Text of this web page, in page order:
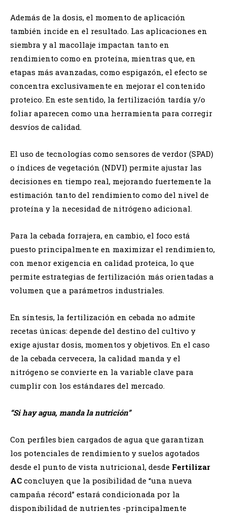
Además de la dosis, el momento de aplicación
también incide en el resultado. Las aplicaciones en
siembra y al macollaje impactan tanto en
rendimiento como en proteína, mientras que, en
etapas más avanzadas, como espigazón, el efecto se
concentra exclusivamente en mejorar el contenido
proteico. En este sentido, la fertilización tardía y/o
foliar aparecen como una herramienta para corregir
desvíos de calidad.
El uso de tecnologías como sensores de verdor (SPAD)
o índices de vegetación (NDVI) permite ajustar las
decisiones en tiempo real, mejorando fuertemente la
estimación tanto del rendimiento como del nivel de
proteína y la necesidad de nitrógeno adicional.
Para la cebada forrajera, en cambio, el foco está
puesto principalmente en maximizar el rendimiento,
con menor exigencia en calidad proteica, lo que
permite estrategias de fertilización más orientadas a
volumen que a parámetros industriales.
En síntesis, la fertilización en cebada no admite
recetas únicas: depende del destino del cultivo y
exige ajustar dosis, momentos y objetivos. En el caso
de la cebada cervecera, la calidad manda y el
nitrógeno se convierte en la variable clave para
cumplir con los estándares del mercado.
“Si hay agua, manda la nutrición”
Con perfiles bien cargados de agua que garantizan
los potenciales de rendimiento y suelos agotados
desde el punto de vista nutricional, desde Fertilizar
AC concluyen que la posibilidad de “una nueva
campaña récord” estará condicionada por la
disponibilidad de nutrientes -principalmente